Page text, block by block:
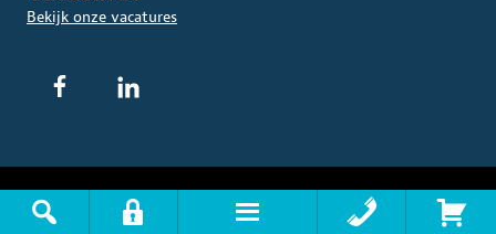
Bekijk onze vacatures
© 2026 THUISZORGWINKEL.NL. Alle rechten voorbehouden.
Algemene
Voorwaarden
Privacyverklaring |Disclaimer |Sitemap